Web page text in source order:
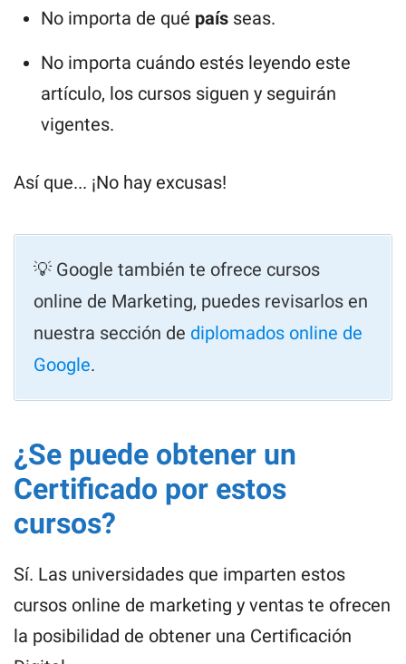
No importa de qué país seas.
No importa cuándo estés leyendo este
artículo, los cursos siguen y seguirán
vigentes.
Así que... ¡No hay excusas!
💡 Google también te ofrece cursos
online de Marketing, puedes revisarlos en
nuestra sección de diplomados online de
Google.
¿Se puede obtener un
Certificado por estos
cursos?
Sí. Las universidades que imparten estos
cursos online de marketing y ventas te ofrecen
la posibilidad de obtener una Certificación